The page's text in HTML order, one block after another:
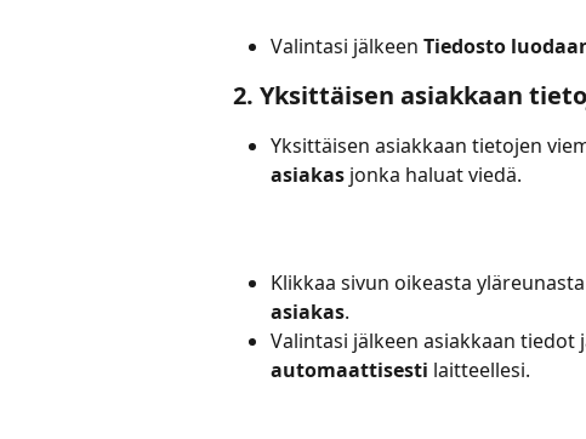
Valintasi jälkeen Tiedosto
2. Yksittäisen asiakkaan
Yksittäisen asiakkaan tietojen
asiakas jonka haluat viedä.
Klikkaa sivun oikeasta yläreunasta
asiakas.
Valintasi jälkeen asiakkaan tiedot
automaattisesti laitteellesi.